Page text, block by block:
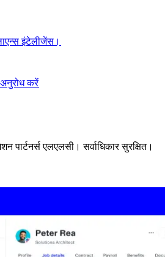
इंटेलीजेंस।​​
करें​​
पार्टनर्स एलएलसी। सर्वाधिकार सुरक्षित।​​